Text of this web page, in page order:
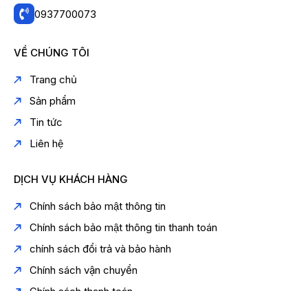
0937700073
VỀ CHÚNG TÔI
Trang chủ
Sản phẩm
Tin tức
Liên hệ
DỊCH VỤ KHÁCH HÀNG
Chính sách bảo mật thông tin
Chính sách bảo mật thông tin thanh toán
chính sách đổi trả và bảo hành
Chính sách vận chuyển